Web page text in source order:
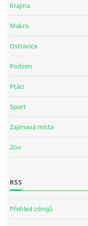
Krajina
Makro
Ostravice
Podzim
Ptáci
Sport
Zajímavá místa
Zoo
RSS
Přehled zdrojů